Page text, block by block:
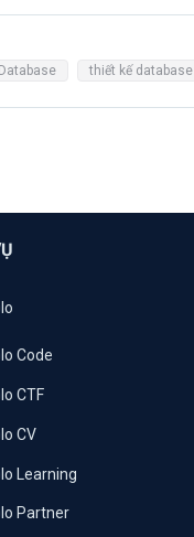
Database thiết kế database
Code
CTF
CV
Learning
Partner